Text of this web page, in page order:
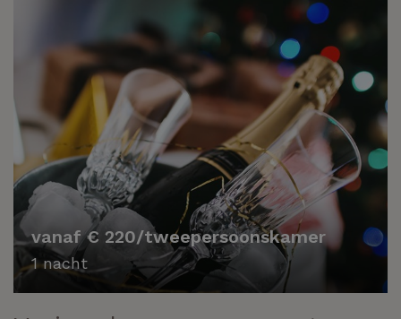
vanaf € 220/tweepersoonskamer
1 nacht